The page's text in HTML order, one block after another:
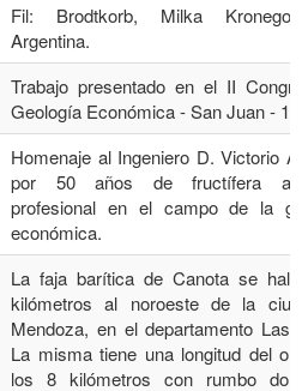
Fil: Brodtkorb, Milka
Argentina.
Trabajo presentado en el II
Geología Económica - San Juan -
Homenaje al Ingeniero D. Victorio
por 50 años de fructífera
profesional en el campo de la
económica.
La faja barítica de Canota se
kilómetros al noroeste de la
Mendoza, en el departamento Las
La misma tiene una longitud del
los 8 kilómetros con rumbo